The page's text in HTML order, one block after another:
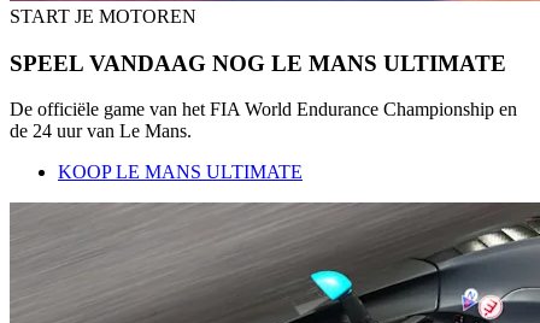
START JE MOTOREN
SPEEL VANDAAG NOG LE MANS ULTIMATE
De officiële game van het FIA World Endurance Championship en
de 24 uur van Le Mans.
KOOP LE MANS ULTIMATE